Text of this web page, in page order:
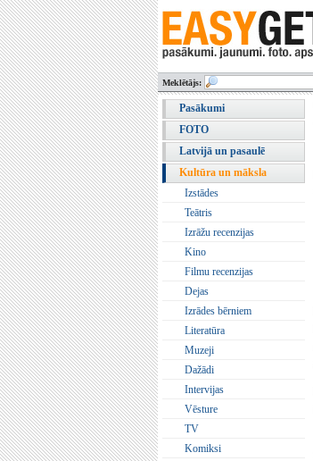
Meklētājs:
Pasākumi
FOTO
Latvijā un pasaulē
Kultūra un māksla
Izstādes
Teātris
Izrāžu recenzijas
Kino
Filmu recenzijas
Dejas
Izrādes bērniem
Literatūra
Muzeji
Dažādi
Intervijas
Vēsture
TV
Komiksi